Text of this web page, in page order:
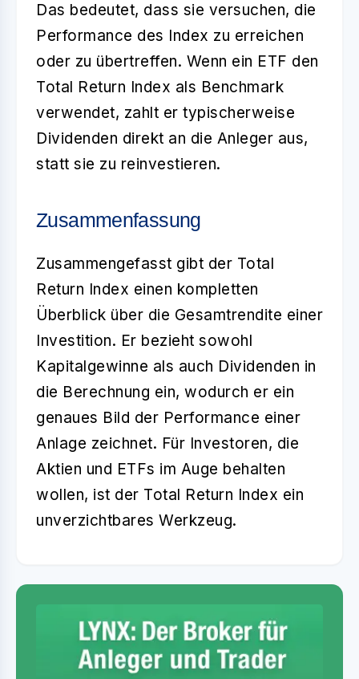
Das bedeutet, dass sie versuchen, die
Performance des Index zu erreichen
oder zu übertreffen. Wenn ein ETF den
Total Return Index als Benchmark
verwendet, zahlt er typischerweise
Dividenden direkt an die Anleger aus,
statt sie zu reinvestieren.
Zusammenfassung
Zusammengefasst gibt der Total
Return Index einen kompletten
Überblick über die Gesamtrendite einer
Investition. Er bezieht sowohl
Kapitalgewinne als auch Dividenden in
die Berechnung ein, wodurch er ein
genaues Bild der Performance einer
Anlage zeichnet. Für Investoren, die
Aktien und ETFs im Auge behalten
wollen, ist der Total Return Index ein
unverzichtbares Werkzeug.